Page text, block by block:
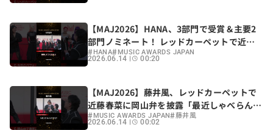
【MAJ2026】HANA、3部門で受賞＆主要2
部門ノミネート！ レッドカーペットで近藤
春菜にステージへの手応えを語る
#HANA#MUSIC AWARDS JAPAN
2026.06.14 00:20
【MAJ2026】藤井風、レッドカーペットで
近藤春菜に岡山弁を披露「最近しゃべらんけ
ん、衰えたんじゃけど…」
#MUSIC AWARDS JAPAN#藤井風
2026.06.14 00:02